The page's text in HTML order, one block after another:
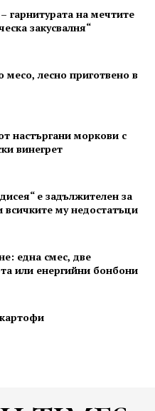
гарнитурата на мечтите
закусвалня“
месо, лесно приготвено в
настъргани моркови с
винегрет
е задължителен за
всичките му недостатъци
една смес, две
или енергийни бонбони